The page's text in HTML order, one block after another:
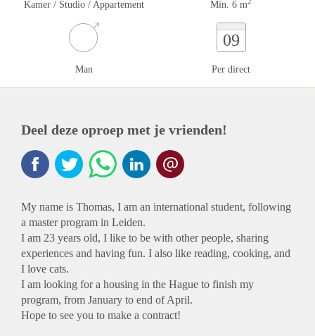
Kamer / Studio / Appartement Min. 6 m2
Man
09
Per direct
Deel deze oproep met je vrienden!
My name is Thomas, I am an international student, following
a master program in Leiden.
I am 23 years old, I like to be with other people, sharing
experiences and having fun. I also like reading, cooking, and
I love cats.
I am looking for a housing in the Hague to finish my
program, from January to end of April.
Hope to see you to make a contract!